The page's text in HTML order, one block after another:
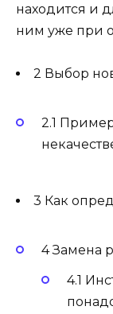
находится и
ним уже при
2 Выбор
2.1
3 Как
4 Замена
4.1